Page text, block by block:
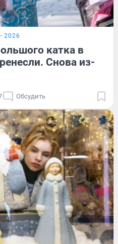
2026
катка в
Снова из-
Обсудить